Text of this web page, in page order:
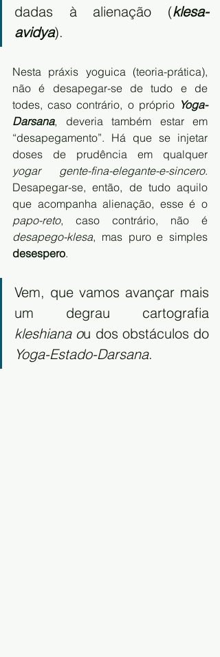
dadas à alienação (klesa-
avidya).
Nesta práxis yoguica (teoria-prática),
não é desapegar-se de tudo e de
todes, caso contrário, o próprio Yoga-
Darsana, deveria também estar em
“desapegamento”. Há que se injetar
yogar gente-fina-elegante-e-sincero.
Desapegar-se, então, de tudo aquilo
papo-reto
desapego-klesa
desespero.
Vem, que vamos avançar mais
kleshiana o
Yoga-Estado-Darsana.